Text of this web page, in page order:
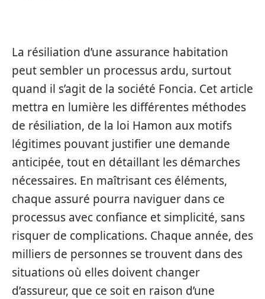
La résiliation d’une assurance habitation
peut sembler un processus ardu, surtout
quand il s’agit de la société Foncia. Cet article
mettra en lumière les différentes méthodes
de résiliation, de la loi Hamon aux motifs
légitimes pouvant justifier une demande
anticipée, tout en détaillant les démarches
nécessaires. En maîtrisant ces éléments,
chaque assuré pourra naviguer dans ce
processus avec confiance et simplicité, sans
risquer de complications. Chaque année, des
milliers de personnes se trouvent dans des
situations où elles doivent changer
d’assureur, que ce soit en raison d’une